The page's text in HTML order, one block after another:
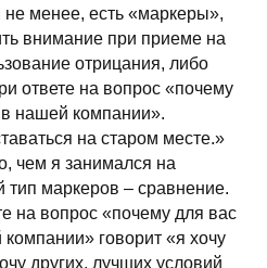
менее, есть «маркеры»,
внимание при приеме на
отрицания, либо
ответе на вопрос «почему
нашей компании».
на старом месте.»
чем я занимался на
маркеров – сравнение.
на вопрос «почему для вас
говорит «я хочу
других, лучших условий